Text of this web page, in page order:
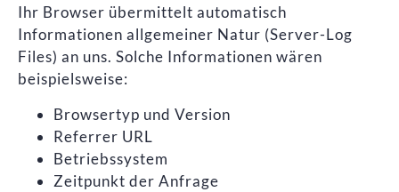
Ihr Browser übermittelt automatisch
Informationen allgemeiner Natur (Server-Log
Files) an uns. Solche Informationen wären
beispielsweise:
Browsertyp und Version
Referrer URL
Betriebssystem
Zeitpunkt der Anfrage